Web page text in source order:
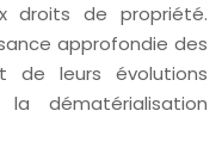
droits de propriété.
approfondie des
de leurs évolutions
dématérialisation